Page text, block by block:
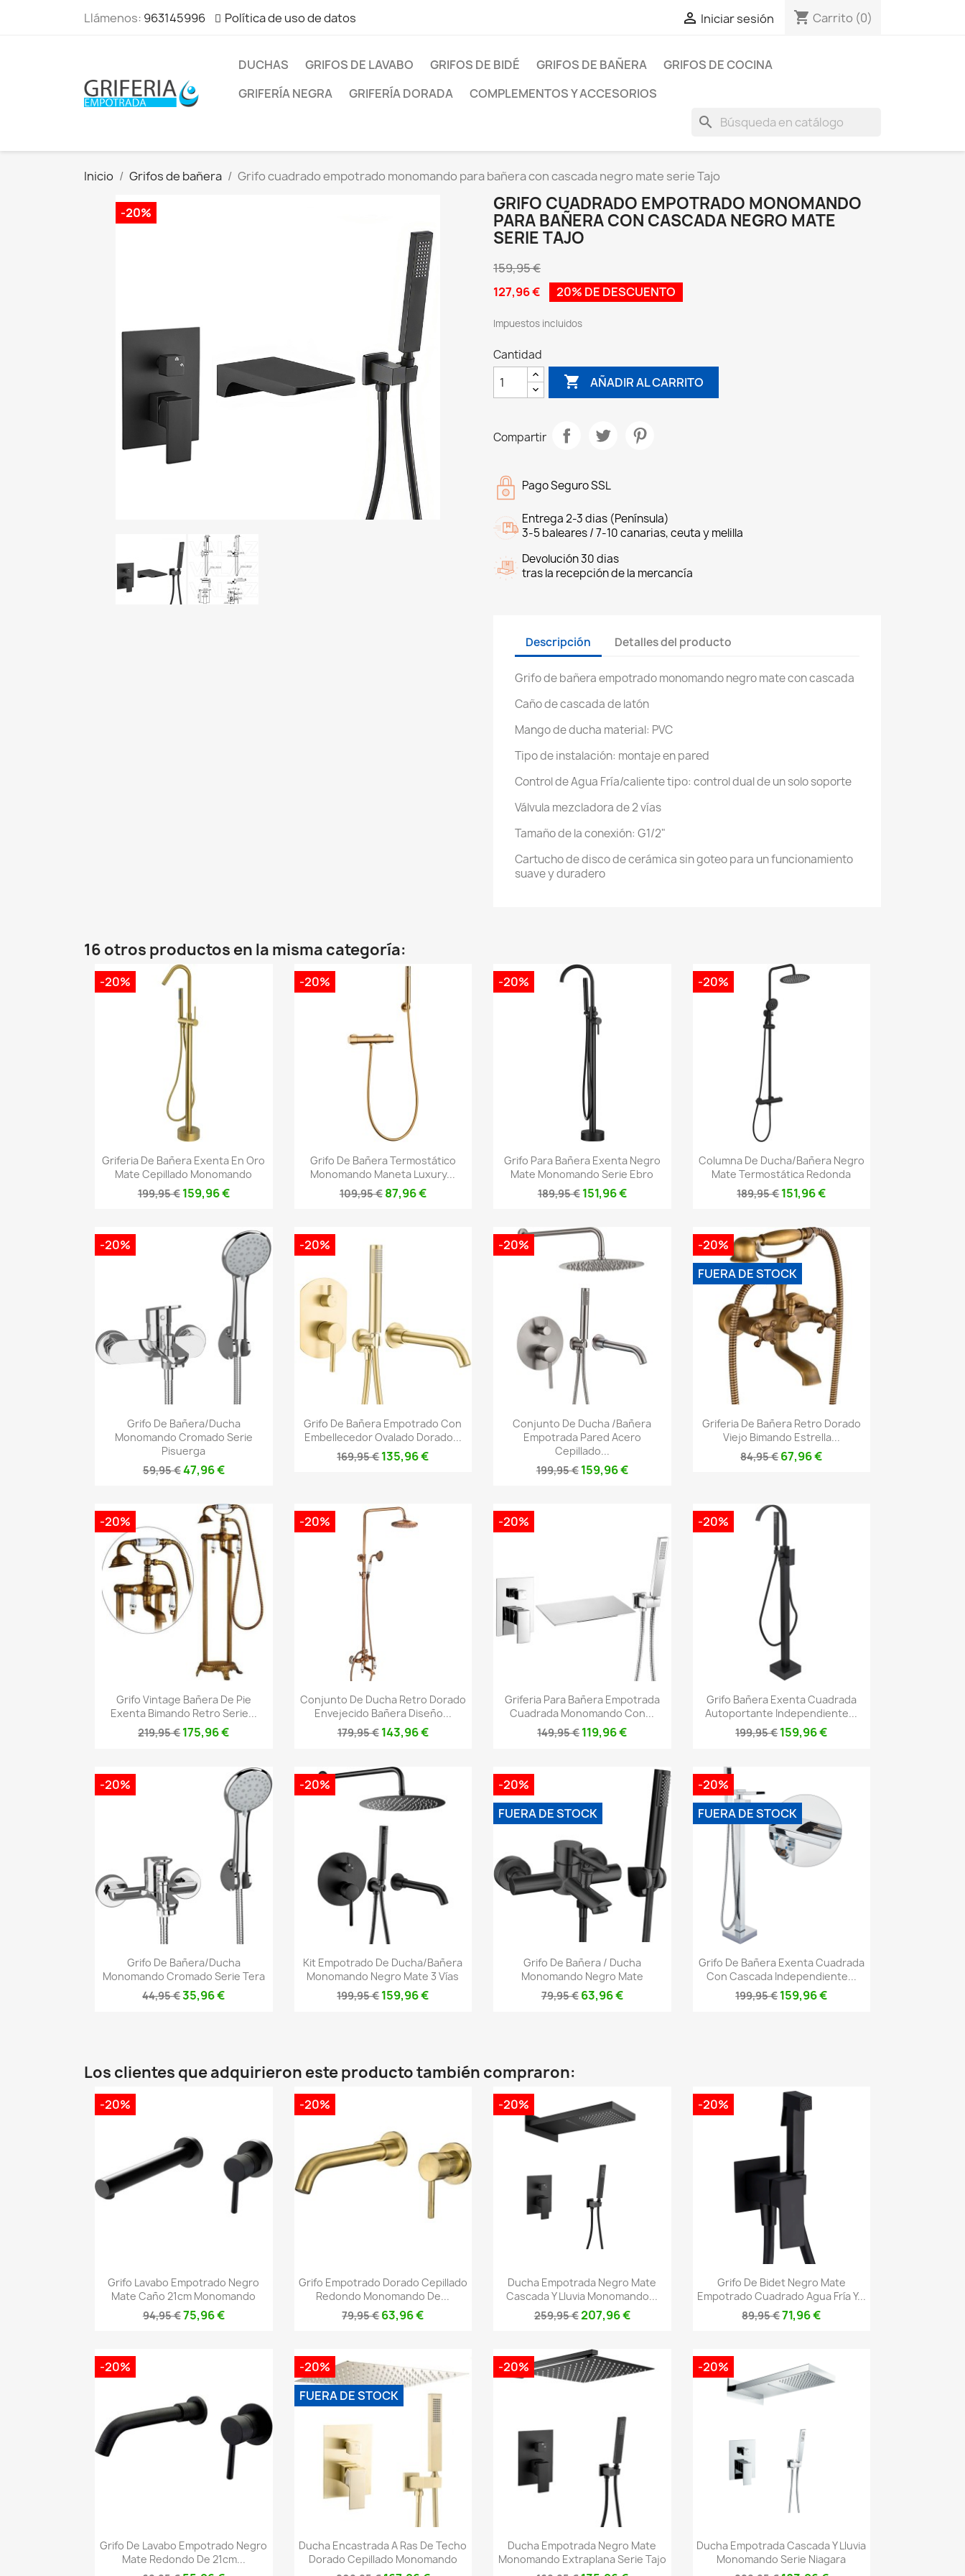
Llámenos: 963145996 Política de uso de datos  Iniciar sesión shopping_cart Carrito (0)
DUCHAS GRIFOS DE LAVABO GRIFOS DE BIDÉ GRIFOS DE BAÑERA
GRIFOS DE COCINA
GRIFERÍA NEGRA
GRIFERÍA DORADA COMPLEMENTOS Y ACCESORIOS
search
Inicio Grifos de bañera Grifo cuadrado empotrado monomando para bañera con cascada negro mate serie Tajo
-20%
GRIFO CUADRADO EMPOTRADO MONOMANDO
PARA BAÑERA CON CASCADA NEGRO MATE
SERIE TAJO
159,95 €
127,96 €
20% DE DESCUENTO
Impuestos incluidos
Cantidad
 AÑADIR AL CARRITO
Compartir
Pago Seguro SSL
Entrega 2-3 dias (Península)
3-5 baleares / 7-10 canarias, ceuta y melilla
Devolución 30 dias
tras la recepción de la mercancía
Descripción Detalles del producto
Grifo de bañera empotrado monomando negro mate con cascada
Caño de cascada de latón
Mango de ducha material: PVC
Tipo de instalación: montaje en pared
Control de Agua Fría/caliente tipo: control dual de un solo soporte
Válvula mezcladora de 2 vías
Tamaño de la conexión: G1/2"
Cartucho de disco de cerámica sin goteo para un funcionamiento
suave y duradero
16 otros productos en la misma categoría:
Vista rápida
Griferia De Bañera Exenta En Oro
Mate Cepillado Monomando
199,95 € 159,96 €
-20%
Vista rápida
Grifo De Bañera Termostático
Monomando Maneta Luxury...
109,95 € 87,96 €
-20%
Vista rápida
Grifo Para Bañera Exenta Negro
Mate Monomando Serie Ebro
189,95 € 151,96 €
-20%
Vista rápida
Columna De Ducha/bañera Negro
Mate Termostática Redonda
189,95 €151,96 €
-20%
Vista rápida
Grifo De Bañera/ducha
Monomando Cromado Serie
Pisuerga
59,95 €47,96 €
-20%
Vista rápida
Grifo De Bañera Empotrado Con
Embellecedor Ovalado Dorado...
169,95 €135,96 €
-20%
Vista rápida
Conjunto De Ducha /bañera
Empotrada Pared Acero
Cepillado...
199,95 € 159,96 €
-20%
 Vista rápida
Griferia De Bañera Retro Dorado
Viejo Bimando Estrella...
84,95 €67,96 €
-20%
FUERA DE STOCK
Vista rápida
Grifo Vintage Bañera De Pie
Exenta Bimando Retro Serie...
219,95 €175,96 €
-20%
Vista rápida
Conjunto De Ducha Retro Dorado
Envejecido Bañera Diseño...
179,95 € 143,96 €
-20%
Vista rápida
Griferia Para Bañera Empotrada
Cuadrada Monomando Con...
149,95 €119,96 €
-20%
Vista rápida
Grifo Bañera Exenta Cuadrada
Autoportante Independiente...
199,95 €159,96 €
-20%
Vista rápida
Grifo De Bañera/ducha
Monomando Cromado Serie Tera
44,95 €35,96 €
-20%
Vista rápida
Kit Empotrado De Ducha/bañera
Monomando Negro Mate 3 Vías
199,95 €159,96 €
-20%
Vista rápida
Grifo De Bañera / Ducha
Monomando Negro Mate
79,95 € 63,96 €
-20%
FUERA DE STOCK
Vista rápida
Grifo De Bañera Exenta Cuadrada
Con Cascada Independiente...
199,95 €159,96 €
-20%
FUERA DE STOCK
Los clientes que adquirieron este producto también compraron:
Vista rápida
Grifo Lavabo Empotrado Negro
Mate Caño 21cm Monomando
94,95 €75,96 €
-20%
Vista rápida
Grifo Empotrado Dorado Cepillado
Redondo Monomando De...
79,95 €63,96 €
-20%
Vista rápida
Ducha Empotrada Negro Mate
Cascada Y Lluvia Monomando...
259,95 €207,96 €
-20%
Vista rápida
Grifo De Bidet Negro Mate
Empotrado Cuadrado Agua Fría Y...
89,95 €71,96 €
-20%
Vista rápida
Grifo De Lavabo Empotrado Negro
Mate Redondo De 21cm...
-20%
Vista rápida
Ducha Encastrada A Ras De Techo
Dorado Cepillado Monomando
-20%
FUERA DE STOCK
Vista rápida
Ducha Empotrada Negro Mate
Monomando Extraplana Serie Tajo
-20%
Vista rápida
Ducha Empotrada Cascada Y Lluvia
Monomando Serie Niagara
-20%